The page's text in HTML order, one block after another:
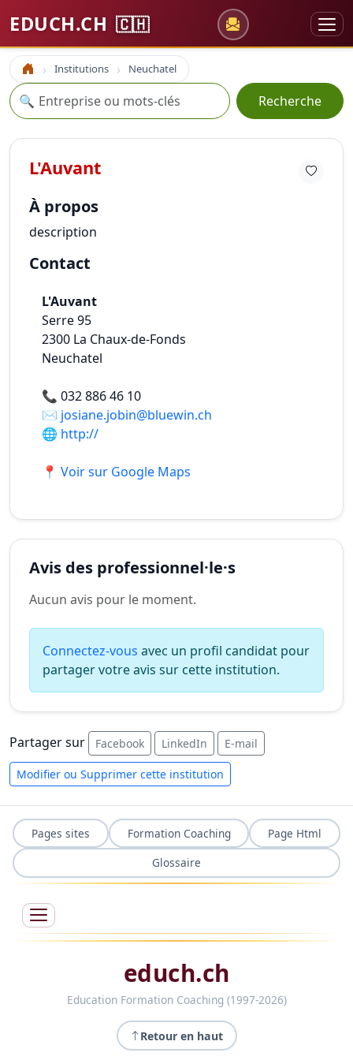
EDUCH.CH 🇨🇭
Accueil Institutions Neuchatel
Recherche
🔍 Recherche
L'Auvant
À propos
description
Contact
L'Auvant
Serre 95
2300 La Chaux-de-Fonds
Neuchatel
📞 032 886 46 10
✉️ josiane.jobin@bluewin.ch
🌐 http://
📍 Voir sur Google Maps
Avis des professionnel·le·s
Aucun avis pour le moment.
Connectez-vous avec un profil candidat pour
partager votre avis sur cette institution.
Partager sur Facebook LinkedIn E-mail
Modifier ou Supprimer cette institution
Pages sites Formation Coaching
Page Html
Glossaire
educh.ch
Education Formation Coaching (1997-2026)
Retour en haut